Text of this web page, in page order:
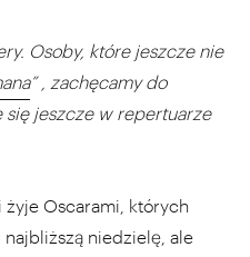
Osoby, które jeszcze nie
” , zachęcamy do
jeszcze w repertuarze
Oscarami, których
niedzielę, ale